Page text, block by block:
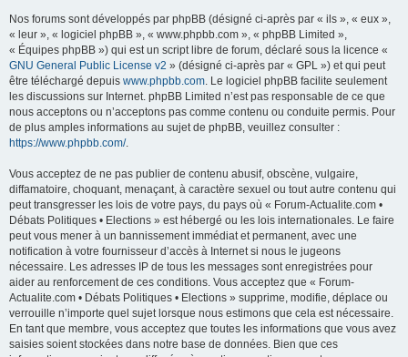
Nos forums sont développés par phpBB (désigné ci-après par « ils », « eux »,
« leur », « logiciel phpBB », « www.phpbb.com », « phpBB Limited »,
« Équipes phpBB ») qui est un script libre de forum, déclaré sous la licence «
GNU General Public License v2 » (désigné ci-après par « GPL ») et qui peut
être téléchargé depuis www.phpbb.com. Le logiciel phpBB facilite seulement
les discussions sur Internet. phpBB Limited n’est pas responsable de ce que
nous acceptons ou n’acceptons pas comme contenu ou conduite permis. Pour
de plus amples informations au sujet de phpBB, veuillez consulter :
https://www.phpbb.com/.
Vous acceptez de ne pas publier de contenu abusif, obscène, vulgaire,
diffamatoire, choquant, menaçant, à caractère sexuel ou tout autre contenu qui
peut transgresser les lois de votre pays, du pays où « Forum-Actualite.com •
Débats Politiques • Elections » est hébergé ou les lois internationales. Le faire
peut vous mener à un bannissement immédiat et permanent, avec une
notification à votre fournisseur d’accès à Internet si nous le jugeons
nécessaire. Les adresses IP de tous les messages sont enregistrées pour
aider au renforcement de ces conditions. Vous acceptez que « Forum-
Actualite.com • Débats Politiques • Elections » supprime, modifie, déplace ou
verrouille n’importe quel sujet lorsque nous estimons que cela est nécessaire.
En tant que membre, vous acceptez que toutes les informations que vous avez
saisies soient stockées dans notre base de données. Bien que ces